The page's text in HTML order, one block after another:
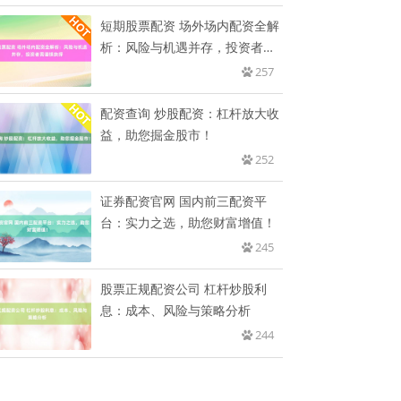
短期股票配资 场外场内配资全解
析：风险与机遇并存，投资者需
257
配资查询 炒股配资：杠杆放大收
益，助您掘金股市！
252
证券配资官网 国内前三配资平
台：实力之选，助您财富增值！
245
股票正规配资公司 杠杆炒股利
息：成本、风险与策略分析
244